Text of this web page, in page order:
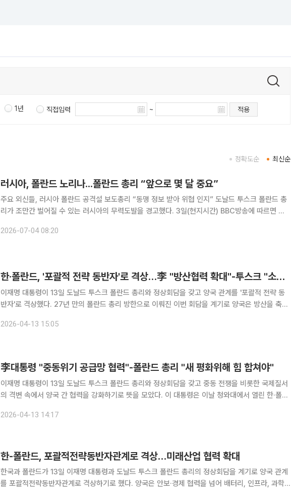
1년 직접입력 ~ 적용
최신순
정확도순
러시아, 폴란드 노리나...폴란드 총리 “앞으로 몇 달 중요”
주요 외신들, 러시아 폴란드 공격설 보도총리 “동맹 정보 받아 위협 인지” 도날드 투스크 폴란드 총
리가 조만간 벌어질 수 있는 러시아의 무력도발을 경고했다. 3일(현지시간) BBC방송에 따르면 투
몇 달은 정말 중요한 시기가 될 수 있다”고 말했다. 이어 “특
2026-07-04 08:20
한·폴란드, '포괄적 전략 동반자'로 격상…李 "방산협력 확대"-투스크 "소고기 수출 해결" [종합]
이재명 대통령이 13일 도날드 투스크 폴란드 총리와 정상회담을 갖고 양국 관계를 '포괄적 전략 동
반자'로 격상했다. 27년 만의 폴란드 총리 방한으로 이뤄진 이번 회담을 계기로 양국은 방산을 축으
린 공동언론발표에서 "오늘 저와 투스크 총리는 양국이 그간 쌓아
2026-04-13 15:05
李대통령 "중동위기 공급망 협력"-폴란드 총리 "새 평화위해 힘 합쳐야"
이재명 대통령이 13일 도날드 투스크 폴란드 총리와 정상회담을 갖고 중동 전쟁을 비롯한 국제질서
의 격변 속에서 양국 간 협력을 강화하기로 뜻을 모았다. 이 대통령은 이날 청와대에서 열린 한·폴란
2026-04-13 14:17
한-폴란드, 포괄적전략동반자관계로 격상…미래산업 협력 확대
한국과 폴란드가 13일 이재명 대통령과 도날드 투스크 폴란드 총리의 정상회담을 계기로 양국 관계
를 포괄적전략동반자관계로 격상하기로 했다. 양국은 안보·경제 협력을 넘어 배터리, 인프라, 과학